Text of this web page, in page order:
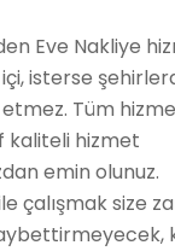
Eve Nakliye
isterse
Tüm
kaliteli hizmet
emin olunuz.
çalışmak size